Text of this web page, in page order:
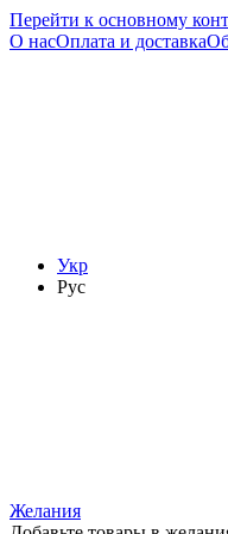
Перейти к основному
О насОплата и доставка
Укр
Рус
Желания